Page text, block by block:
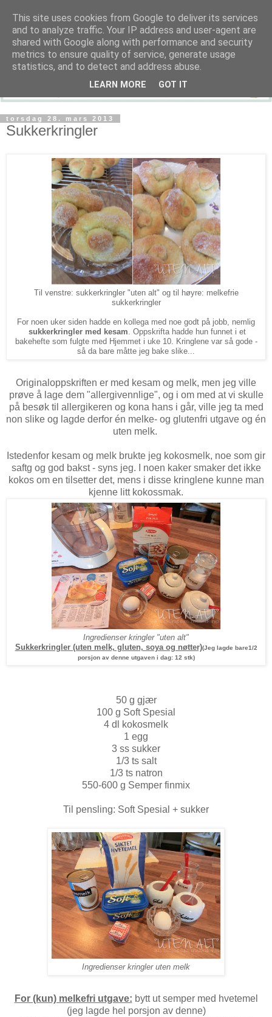
torsdag 28. mars 2013
Sukkerkringler
Til venstre: sukkerkringler "uten alt" og til høyre: melkefrie
sukkerkringler
For noen uker siden hadde en kollega med noe godt på jobb, nemlig
sukkerkringler med kesam Oppskrifta hadde hun funnet i et
bakehefte som fulgte med Hjemmet i uke 10. Kringlene var så gode -
så da bare måtte jeg bake slike...
Originaloppskriften er med kesam og melk, men jeg ville
prøve å lage dem "allergivennlige", og i om med at vi skulle
på besøk til allergikeren og kona hans i går, ville jeg ta med
non slike og lagde derfor én melke- og glutenfri utgave og én
uten melk.
Istedenfor kesam og melk brukte jeg kokosmelk, noe som gir
saftg og god bakst - syns jeg. I noen kaker smaker det ikke
kokos om en tilsetter det, mens i disse kringlene kunne man
kjenne litt kokossmak.
Ingredienser kringler "uten alt"
Sukkerkringler (uten melk, gluten, soya og nøtter)(Jeg lagde bare1/2
porsjon av denne utgaven i dag: 12 stk)
50 g gjær
100 g Soft Spesial
4 dl kokosmelk
1 egg
3 ss sukker
1/3 ts salt
1/3 ts natron
550-600 g Semper finmix
Til pensling: Soft Spesial + sukker
Ingredienser kringler uten melk
For (kun) melkefri utgave: bytt ut semper med hvetemel
(jeg lagde hel porsjon av denne)
This site uses cookies from Google to deliver its services
and to analyze traffic. Your IP address and user-agent are
shared with Google along with performance and security
metrics to ensure quality of service, generate usage
statistics, and to detect and address abuse.
LEARN MORE GOT IT